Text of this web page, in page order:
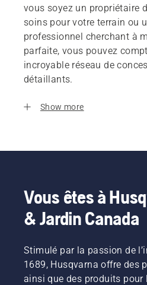
vous soyez un propriétaire
soins pour votre terrain ou
professionnel cherchant à
parfaite, vous pouvez
incroyable réseau de
détaillants.
Show more
Vous êtes à
& Jardin Canada
Stimulé par la passion de
1689, Husqvarna offre des
ainsi que des produits pour